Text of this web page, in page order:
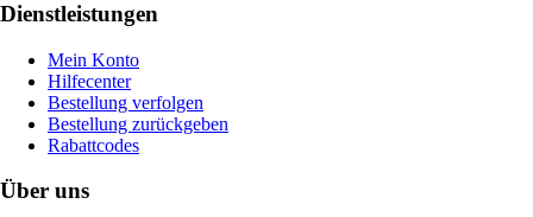
Dienstleistungen
Mein Konto
Hilfecenter
Bestellung verfolgen
Bestellung zurückgeben
Rabattcodes
Über uns